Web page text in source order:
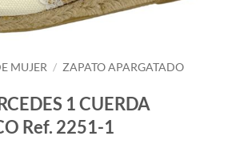
MUJER / ZAPATO APARGATADO
1 CUERDA
Ref. 2251-1